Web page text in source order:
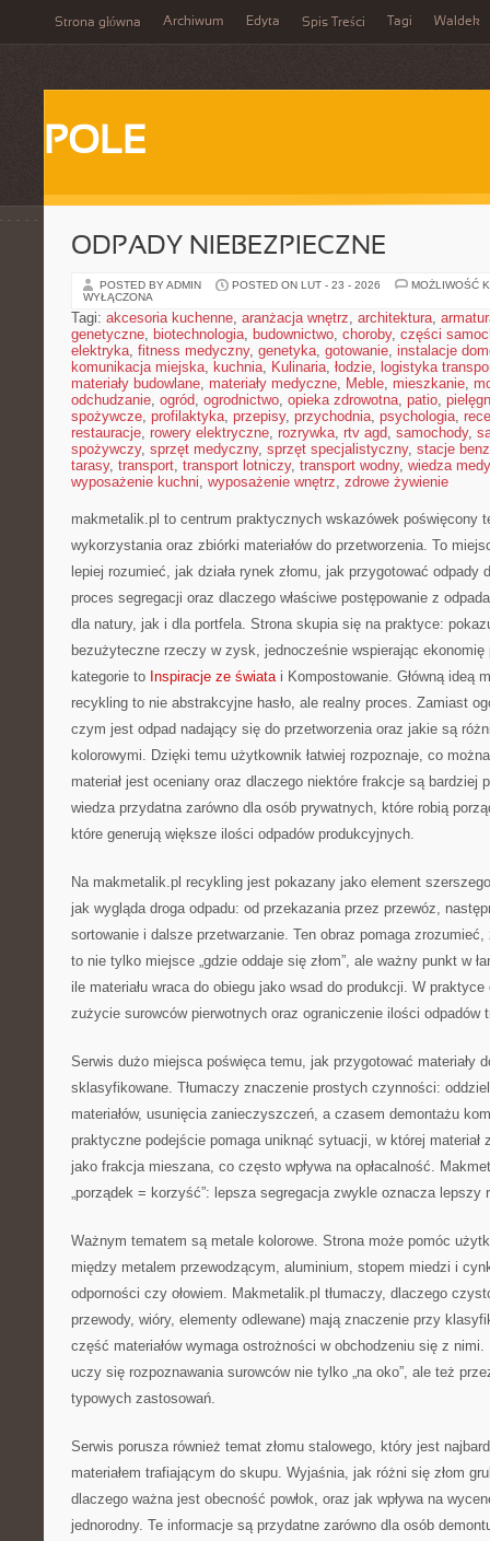
Strona główna Archiwum Edyta Spis Treści Tagi Waldek
POLE
ODPADY NIEBEZPIECZNE
POSTED BY ADMIN POSTED ON LUT - 23 - 2026
MOŻLIWOŚĆ
WYŁĄCZONA
Tagi: akcesoria kuchenne, aranżacja wnętrz, architektura,
genetyczne, biotechnologia, budownictwo, choroby, części
elektryka, fitness medyczny, genetyka, gotowanie, instalacje
komunikacja miejska, kuchnia, Kulinaria, łodzie, logistyka
materiały budowlane, materiały medyczne, Meble, mieszkanie,
odchudzanie, ogród, ogrodnictwo, opieka zdrowotna, patio,
spożywcze, profilaktyka, przepisy, przychodnia, psychologia,
restauracje, rowery elektryczne, rozrywka, rtv agd, samochody,
spożywczy, sprzęt medyczny, sprzęt specjalistyczny, stacje
tarasy, transport, transport lotniczy, transport wodny, wiedza
wyposażenie kuchni, wyposażenie wnętrz, zdrowe żywienie
makmetalik.pl to centrum praktycznych wskazówek poświęcony
wykorzystania oraz zbiórki materiałów do przetworzenia. To
lepiej rozumieć, jak działa rynek złomu, jak przygotować odpady
proces segregacji oraz dlaczego właściwe postępowanie z
dla natury, jak i dla portfela. Strona skupia się na praktyce:
bezużyteczne rzeczy w zysk, jednocześnie wspierając ekonomię
kategorie to Inspiracje ze światai Kompostowanie. Główną ideą
recykling to nie abstrakcyjne hasło, ale realny proces. Zamiast
czym jest odpad nadający się do przetworzenia oraz jakie są
kolorowymi. Dzięki temu użytkownik łatwiej rozpoznaje, co
materiał jest oceniany oraz dlaczego niektóre frakcje są bardziej
wiedza przydatna zarówno dla osób prywatnych, które robią
które generują większe ilości odpadów produkcyjnych.
Na makmetalik.pl recykling jest pokazany jako element
jak wygląda droga odpadu: od przekazania przez przewóz,
sortowanie i dalsze przetwarzanie. Ten obraz pomaga
to nie tylko miejsce „gdzie oddaje się złom”, ale ważny punkt w
ile materiału wraca do obiegu jako wsad do produkcji. W
zużycie surowców pierwotnych oraz ograniczenie ilości odpadów
Serwis dużo miejsca poświęca temu, jak przygotować materiały
sklasyfikowane. Tłumaczy znaczenie prostych czynności:
materiałów, usunięcia zanieczyszczeń, a czasem demontażu
praktyczne podejście pomaga uniknąć sytuacji, w której materiał
jako frakcja mieszana, co często wpływa na opłacalność.
„porządek = korzyść”: lepsza segregacja zwykle oznacza lepszy
Ważnym tematem są metale kolorowe. Strona może pomóc
między metalem przewodzącym, aluminium, stopem miedzi i
odporności czy ołowiem. Makmetalik.pl tłumaczy, dlaczego
przewody, wióry, elementy odlewane) mają znaczenie przy
część materiałów wymaga ostrożności w obchodzeniu się z
uczy się rozpoznawania surowców nie tylko „na oko”, ale też
typowych zastosowań.
Serwis porusza również temat złomu stalowego, który jest
materiałem trafiającym do skupu. Wyjaśnia, jak różni się złom
dlaczego ważna jest obecność powłok, oraz jak wpływa na
jednorodny. Te informacje są przydatne zarówno dla osób